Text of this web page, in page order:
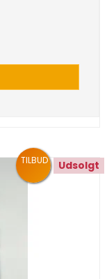
TILBUD Udsolgt